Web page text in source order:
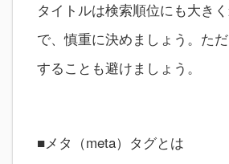
タイトルは検索順位にも大き
で、慎重に決めましょう。た
することも避けましょう。
■メタ（meta）タグとは